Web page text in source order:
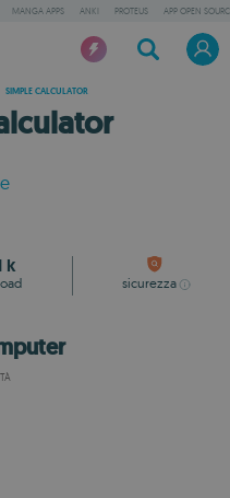
MANGA APPS ANKI PROTEUS APP OPEN
SIMPLE CALCULATOR
k
sicurezza